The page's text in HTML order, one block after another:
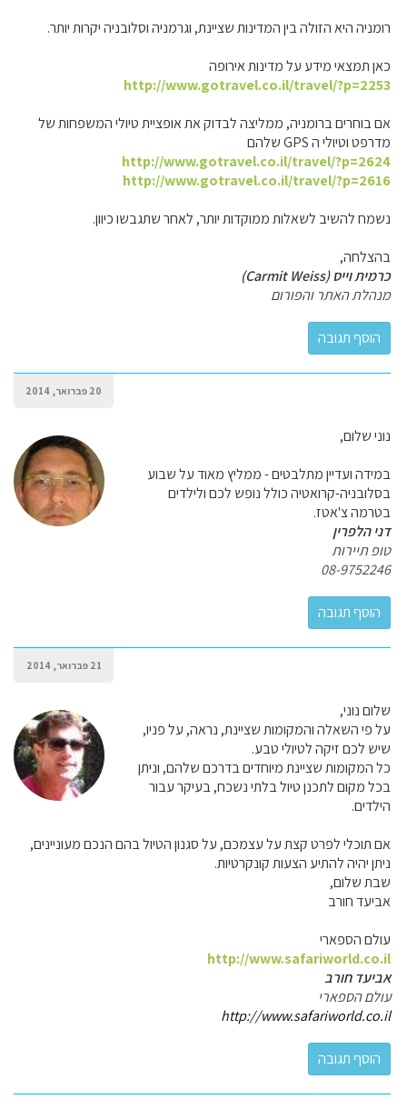
רומניה היא הזולה בין המדינות שציינת, וגרמניה וסלובניה יקרות יותר.
כאן תמצאי מידע על מדינות אירופה
http://www.gotravel.co.il/travel/?p=2253
אם בוחרים ברומניה, ממליצה לבדוק את אופציית טיולי המשפחות של
מדרפט וטיולי ה GPS שלהם
http://www.gotravel.co.il/travel/?p=2624
http://www.gotravel.co.il/travel/?p=2616
נשמח להשיב לשאלות ממוקדות יותר, לאחר שתגבשו כיוון.
בהצלחה,
כרמית וייס (Carmit Weiss)
מנהלת האתר והפורום
20 פברואר, 2014
נוני שלום,
במידה ועדיין מתלבטים - ממליץ מאוד על שבוע
בסלובניה-קרואטיה כולל נופש לכם ולילדים
בטרמה צ'אטז.
דני הלפרין
טופ תיירות
08-9752246
21 פברואר, 2014
שלום נוני,
על פי השאלה והמקומות שציינת, נראה, על פניו,
שיש לכם זיקה לטיולי טבע.
כל המקומות שציינת מיוחדים בדרכם שלהם, וניתן
בכל מקום לתכנן טיול בלתי נשכח, בעיקר עבור
הילדים.
אם תוכלי לפרט קצת על עצמכם, על סגנון הטיול בהם הנכם מעוניינים,
ניתן יהיה להתיע הצעות קונקרטיות.
שבת שלום,
אביעד חורב
עולם הספארי
http://www.safariworld.co.il
אביעד חורב
עולם הספארי
http://www.safariworld.co.il